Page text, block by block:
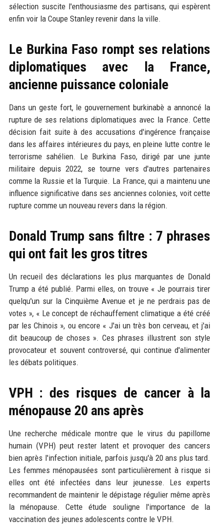
sélection suscite l'enthousiasme des partisans, qui espèrent
enfin voir la Coupe Stanley revenir dans la ville.
Le Burkina Faso rompt ses relations
diplomatiques avec la France,
ancienne puissance coloniale
Dans un geste fort, le gouvernement burkinabè a annoncé la
rupture de ses relations diplomatiques avec la France. Cette
décision fait suite à des accusations d'ingérence française
dans les affaires intérieures du pays, en pleine lutte contre le
terrorisme sahélien. Le Burkina Faso, dirigé par une junte
militaire depuis 2022, se tourne vers d'autres partenaires
comme la Russie et la Turquie. La France, qui a maintenu une
influence significative dans ses anciennes colonies, voit cette
rupture comme un nouveau revers dans la région.
Donald Trump sans filtre : 7 phrases
qui ont fait les gros titres
Un recueil des déclarations les plus marquantes de Donald
Trump a été publié. Parmi elles, on trouve « Je pourrais tirer
quelqu'un sur la Cinquième Avenue et je ne perdrais pas de
votes », « Le concept de réchauffement climatique a été créé
par les Chinois », ou encore « J'ai un très bon cerveau, et j'ai
dit beaucoup de choses ». Ces phrases illustrent son style
provocateur et souvent controversé, qui continue d'alimenter
les débats politiques.
VPH : des risques de cancer à la
ménopause 20 ans après
Une recherche médicale montre que le virus du papillome
humain (VPH) peut rester latent et provoquer des cancers
bien après l'infection initiale, parfois jusqu'à 20 ans plus tard.
Les femmes ménopausées sont particulièrement à risque si
elles ont été infectées dans leur jeunesse. Les experts
recommandent de maintenir le dépistage régulier même après
la ménopause. Cette étude souligne l'importance de la
vaccination des jeunes adolescents contre le VPH.